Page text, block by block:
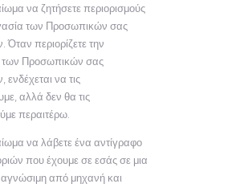
να ζητήσετε περιορισμούς
των Προσωπικών σας
Όταν περιορίζετε την
των Προσωπικών σας
να τις
αλλά δεν θα τις
περαιτέρω.
να λάβετε ένα αντίγραφο
που έχουμε σε εσάς σε μια
από μηχανή και